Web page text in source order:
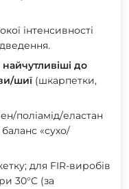
інтенсивності
найчутливіші до
шиї (шкарпетки,
поліамід/еластан
«сухо/
для FIR-виробів
30°C (за